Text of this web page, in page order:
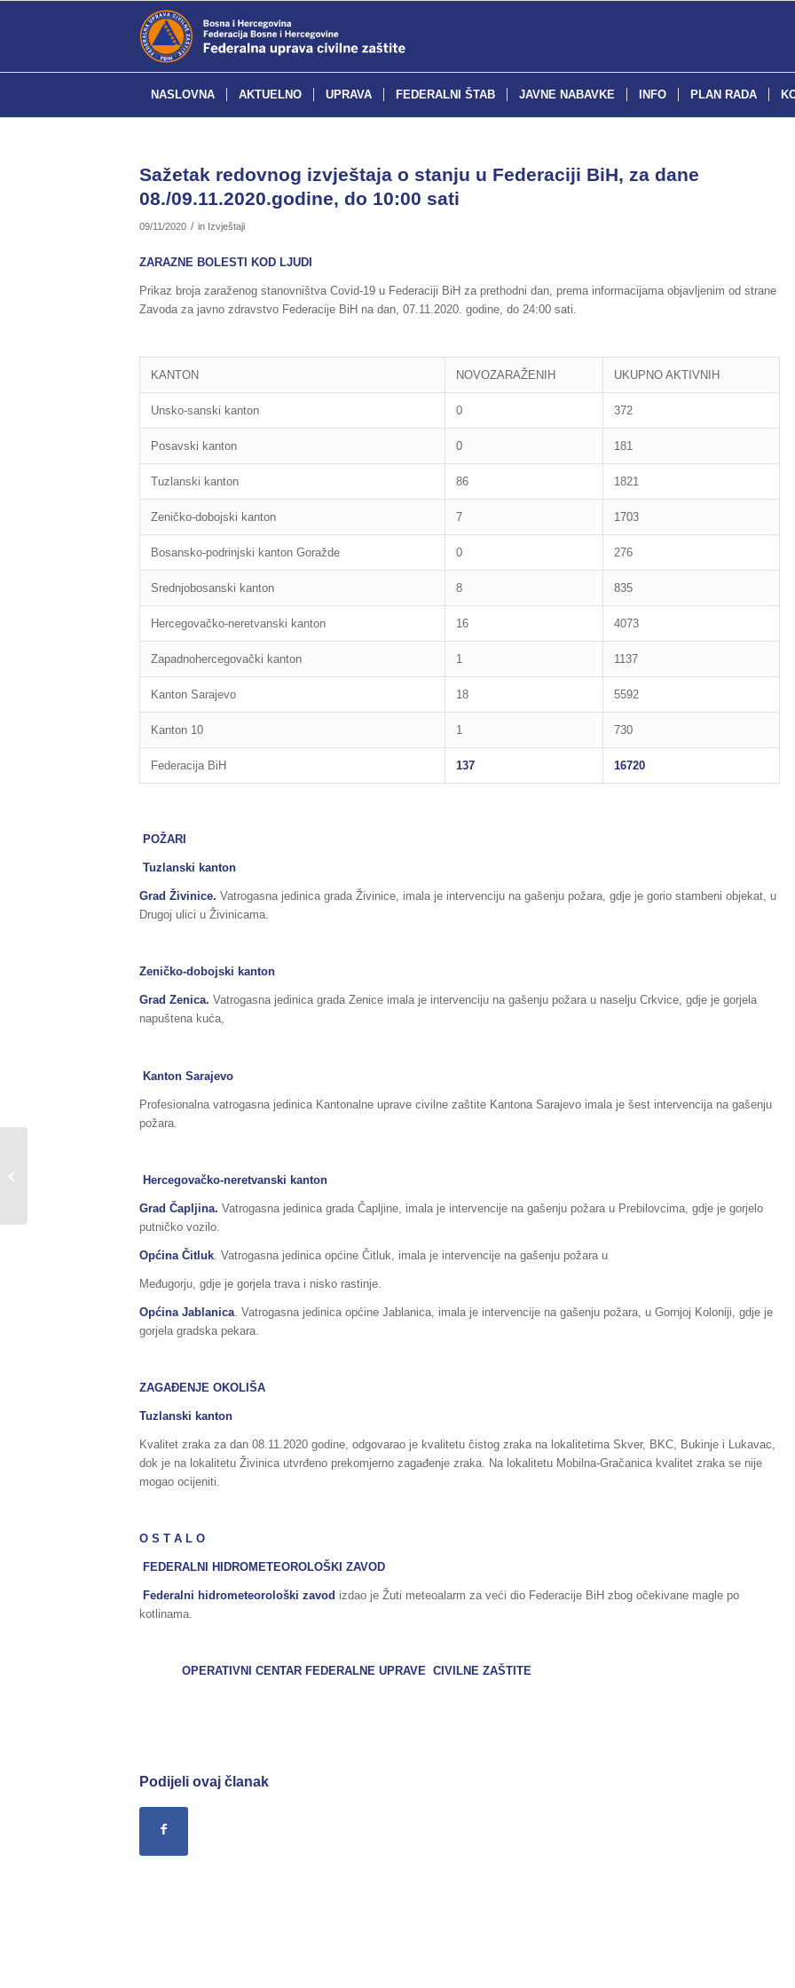
NASLOVNA AKTUELNO UPRAVA FEDERALNI ŠTAB JAVNE NABAVKE INFO PLAN RADA
Sažetak redovnog izvještaja o stanju u Federaciji BiH, za dane
08./09.11.2020.godine, do 10:00 sati
09/11/2020 / in Izvještaji
ZARAZNE BOLESTI KOD LJUDI
Prikaz broja zaraženog stanovništva Covid-19 u Federaciji BiH za prethodni dan, prema informacijama objavljenim od strane
Zavoda za javno zdravstvo Federacije BiH na dan, 07.11.2020. godine, do 24:00 sati.
KANTON NOVOZARAŽENIH UKUPNO AKTIVNIH
Unsko-sanski kanton 0 372
Posavski kanton 0 181
Tuzlanski kanton 86 1821
Zeničko-dobojski kanton 7 1703
Bosansko-podrinjski kanton Goražde 0 276
Srednjobosanski kanton 8 835
Hercegovačko-neretvanski kanton 16 4073
Zapadnohercegovački kanton 1 1137
Kanton Sarajevo 18 5592
Kanton 10 1 730
Federacija BiH 137 16720
POŽARI
Tuzlanski kanton
Grad Živinice. Vatrogasna jedinica grada Živinice, imala je intervenciju na gašenju požara, gdje je gorio stambeni objekat, u
Drugoj ulici u Živinicama.
Zeničko-dobojski kanton
Grad Zenica. Vatrogasna jedinica grada Zenice imala je intervenciju na gašenju požara u naselju Crkvice, gdje je gorjela
napuštena kuća,
Kanton Sarajevo
Profesionalna vatrogasna jedinica Kantonalne uprave civilne zaštite Kantona Sarajevo imala je šest intervencija na gašenju
požara.
Hercegovačko-neretvanski kanton
Grad Čapljina. Vatrogasna jedinica grada Čapljine, imala je intervencije na gašenju požara u Prebilovcima, gdje je gorjelo
putničko vozilo.
Općina Čitluk . Vatrogasna jedinica općine Čitluk, imala je intervencije na gašenju požara u
Međugorju, gdje je gorjela trava i nisko rastinje.
Općina Jablanica . Vatrogasna jedinica općine Jablanica, imala je intervencije na gašenju požara, u Gornjoj Koloniji, gdje je
gorjela gradska pekara.
ZAGAĐENJE OKOLIŠA
Tuzlanski kanton
Kvalitet zraka za dan 08.11.2020 godine, odgovarao je kvalitetu čistog zraka na lokalitetima Skver, BKC, Bukinje i Lukavac,
dok je na lokalitetu Živinica utvrđeno prekomjerno zagađenje zraka. Na lokalitetu Mobilna-Gračanica kvalitet zraka se nije
mogao ocijeniti.
O S T A L O
FEDERALNI HIDROMETEOROLOŠKI ZAVOD
Federalni hidrometeorološki zavod izdao je Žuti meteoalarm za veći dio Federacije BiH zbog očekivane magle po
kotlinama.
OPERATIVNI CENTAR FEDERALNE UPRAVE CIVILNE ZAŠTITE
Podijeli ovaj članak
u Federaciji BiH, za dane